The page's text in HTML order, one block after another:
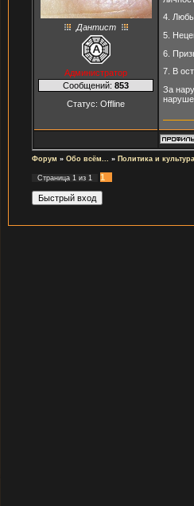
Дантист
Администратор
Сообщений: 853
Статус: Offline
4.
5.
6.
7. В
За
Форум » Обо всём... » Политика и культура
Страница 1 из 1 1